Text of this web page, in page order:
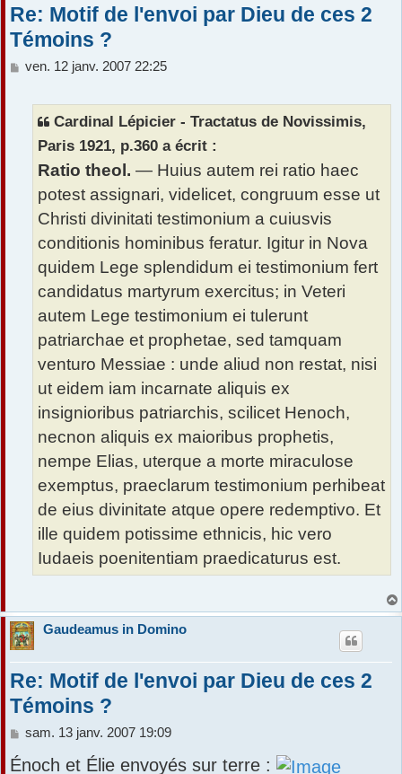
Re: Motif de l'envoi par Dieu de ces 2
Témoins ?
M
ven. 12 janv. 2007 22:25
Cardinal Lépicier - Tractatus de Novissimis,
Paris 1921, p.360 a écrit :
Ratio theol. — Huius autem rei ratio haec
potest assignari, videlicet, congruum esse ut
Christi divinitati testimonium a cuiusvis
conditionis hominibus feratur. Igitur in Nova
quidem Lege splendidum ei testimonium fert
candidatus martyrum exercitus; in Veteri
autem Lege testimonium ei tulerunt
patriarchae et prophetae, sed tamquam
venturo Messiae : unde aliud non restat, nisi
ut eidem iam incarnate aliquis ex
insignioribus patriarchis, scilicet Henoch,
necnon aliquis ex maioribus prophetis,
nempe Elias, uterque a morte miraculose
exemptus, praeclarum testimonium perhibeat
de eius divinitate atque opere redemptivo. Et
ille quidem potissime ethnicis, hic vero
Iudaeis poenitentiam praedicaturus est.
Gaudeamus in Domino
Re: Motif de l'envoi par Dieu de ces 2
Témoins ?
M
s
sam. 13 janv. 2007 19:09
Énoch et Élie envoyés sur terre :